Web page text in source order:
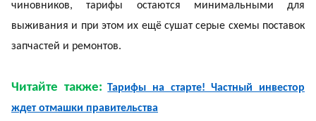
чиновников, тарифы остаются минимальными для
выживания и при этом их ещё сушат серые схемы поставок
запчастей и ремонтов.
Читайте также: Тарифы на старте! Частный инвестор
ждет отмашки правительства